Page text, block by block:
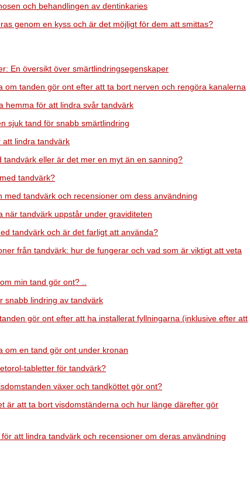
och behandlingen av dentinkaries
genom en kyss och är det möjligt för dem att smittas?
En översikt över smärtlindringsegenskaper
om tanden gör ont efter att ta bort nerven och rengöra kanalerna
hemma för att lindra svår tandvärk
sjuk tand för snabb smärtlindring
att lindra tandvärk
tandvärk eller är det mer en myt än en sanning?
tandvärk?
med tandvärk och recensioner om dess användning
när tandvärk uppstår under graviditeten
tandvärk och är det farligt att använda?
från tandvärk: hur de fungerar och vad som är viktigt att veta
min tand gör ont? ..
snabb lindring av tandvärk
gör ont efter att ha installerat fyllningarna (inklusive efter att
om en tand gör ont under kronan
tabletter för tandvärk?
växer och tandköttet gör ont?
är att ta bort visdomständerna och hur länge därefter gör
att lindra tandvärk och recensioner om deras användning